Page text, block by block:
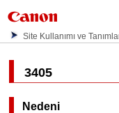
Site Kullanımı ve
3405
Nedeni